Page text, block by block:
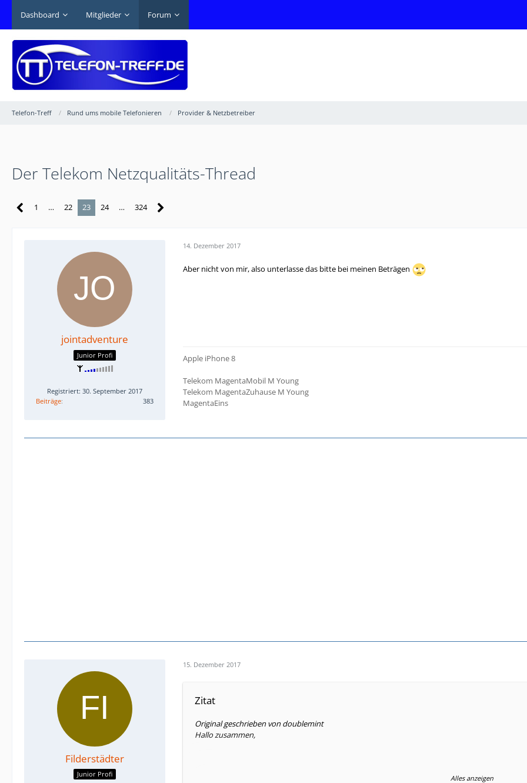
Dashboard Mitglieder Forum
Telefon-Treff Rund ums mobile Telefonieren Provider & Netzbetreiber
Der Telekom Netzqualitäts-Thread
1 … 22 23 24 … 324
jointadventure
Junior Profi
Registriert: 30. September 2017
Beiträge
383
14. Dezember 2017
Aber nicht von mir, also unterlasse das bitte bei meinen Beträgen
Apple iPhone 8
Telekom MagentaMobil M Young
Telekom MagentaZuhause M Young
MagentaEins
Filderstädter
Junior Profi
15. Dezember 2017
Zitat
Original geschrieben von doublemint
Hallo zusammen,
Alles anzeigen